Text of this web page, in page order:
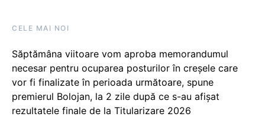
CELE MAI NOI
Săptămâna viitoare vom aproba memorandumul
necesar pentru ocuparea posturilor în creșele care
vor fi finalizate în perioada următoare, spune
premierul Bolojan, la 2 zile după ce s-au afișat
rezultatele finale de la Titularizare 2026